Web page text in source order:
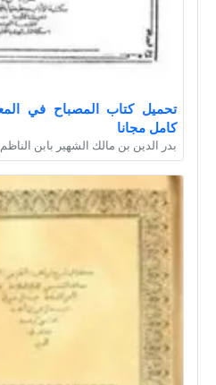
كامل مجانا
بدر الدين بن مالك الشهير بابن الناظم